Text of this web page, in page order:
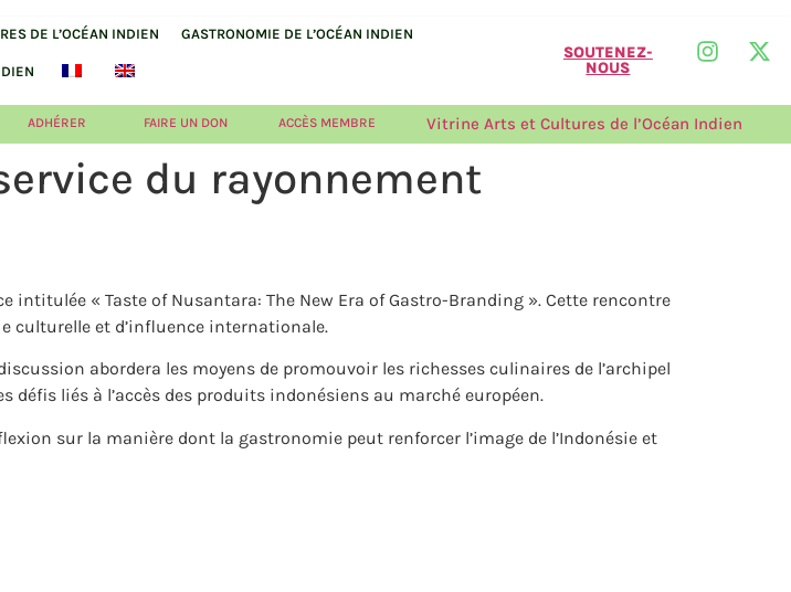
DE L’OCÉAN INDIEN GASTRONOMIE DE L’OCÉAN INDIEN
SOUTENEZ-
NOUS
ADHÉRER FAIRE UN DON ACCÈS MEMBRE Vitrine Arts et Cultures de l’Océan Indien
du rayonnement
intitulée « Taste of Nusantara: The New Era of Gastro-Branding ». Cette rencontre
culturelle et d’influence internationale.
abordera les moyens de promouvoir les richesses culinaires de l’archipel
liés à l’accès des produits indonésiens au marché européen.
sur la manière dont la gastronomie peut renforcer l’image de l’Indonésie et